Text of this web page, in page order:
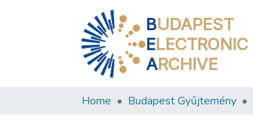
BUDAPEST
ELECTRONIC
ARCHIVE
Home Budapest Gyűjtemény